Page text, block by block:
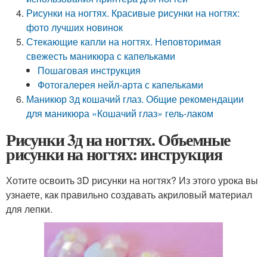
Рисунки на ногтях. Красивые рисунки на ногтях:
фото лучших новинок
Стекающие капли на ногтях. Неповторимая
свежесть маникюра с капельками
Пошаговая инструкция
Фотогалерея нейл-арта с капельками
Маникюр 3д кошачий глаз. Общие рекомендации
для маникюра «Кошачий глаз» гель-лаком
Рисунки 3д на ногтях. Объемные
рисунки на ногтях: инструкция
Хотите освоить 3D рисунки на ногтях? Из этого урока вы
узнаете, как правильно создавать акриловый материал
для лепки.